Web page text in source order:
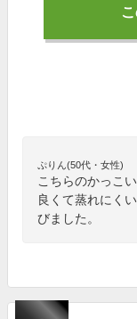
ぷりん(50代・女性)
こちらのかっこ
良くて蒸れにく
びました。